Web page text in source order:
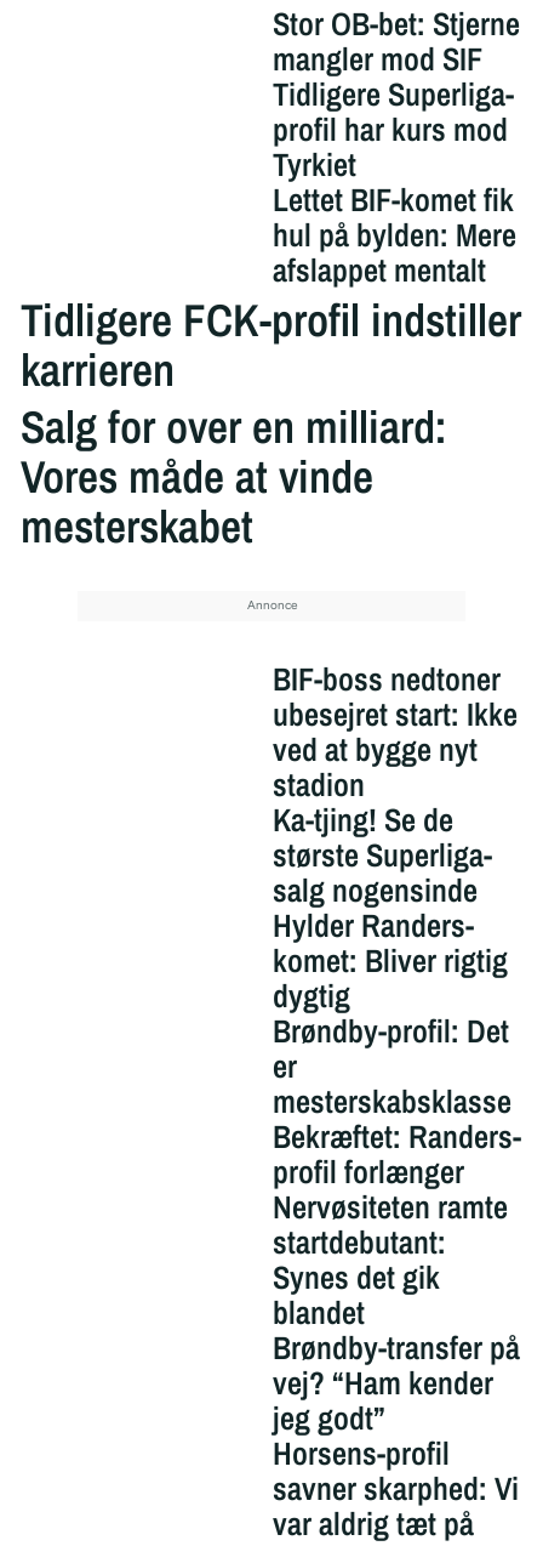
Stor OB-bet: Stjerne
mangler mod SIF
Tidligere Superliga-
profil har kurs mod
Tyrkiet
Lettet BIF-komet fik
hul på bylden: Mere
afslappet mentalt
Tidligere FCK-profil indstiller
karrieren
Salg for over en milliard:
Vores måde at vinde
mesterskabet
BIF-boss nedtoner
ubesejret start: Ikke
ved at bygge nyt
stadion
Ka-tjing! Se de
største Superliga-
salg nogensinde
Hylder Randers-
komet: Bliver rigtig
dygtig
Brøndby-profil: Det
er
mesterskabsklasse
Bekræftet: Randers-
profil forlænger
Nervøsiteten ramte
startdebutant:
Synes det gik
blandet
Brøndby-transfer på
vej? “Ham kender
jeg godt”
Horsens-profil
savner skarphed: Vi
var aldrig tæt på